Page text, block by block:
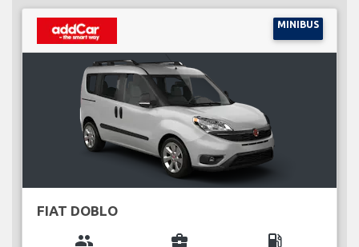
MINIBUS
FIAT DOBLO
group business_center local_gas_station